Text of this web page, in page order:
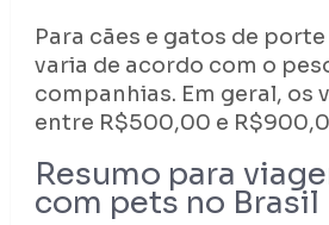
Para cães e gatos de
varia de acordo com o
companhias. Em geral, os
entre R$500,00 e
Resumo para
com pets no Brasil